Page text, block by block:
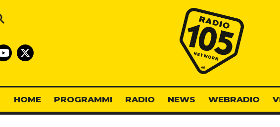
Radio 105
HOME PROGRAMMI RADIO NEWS WEBRADIO